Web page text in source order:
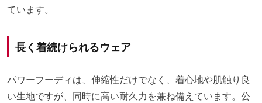
ています。
長く着続けられるウェア
パワーフーディは、伸縮性だけでなく、着心地や肌触り良
い生地ですが、同時に高い耐久力を兼ね備えています。公